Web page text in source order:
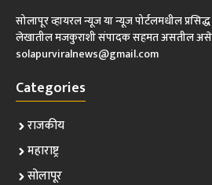
सोलापूर व्हायरल न्यूज या न्यूज पोर्टलमधील प्रसिद्ध
लेखातील मजकुराशी संपादक सहमत असतील असे
solapurviralnews@gmail.com
Categories
राजकीय
महाराष्ट्र
सोलापूर